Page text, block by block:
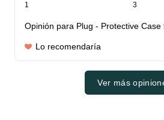
1 3
Opinión para Plug - Protective
Lo recomendaría
Ver más